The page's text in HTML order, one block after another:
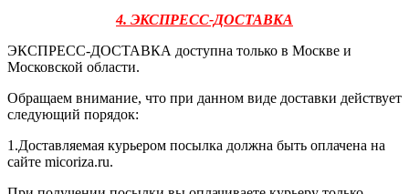
4. ЭКСПРЕСС-ДОСТАВКА
ЭКСПРЕСС-ДОСТАВКА доступна только в Москве и
Московской области.
Обращаем внимание, что при данном виде доставки действует
следующий порядок:
1.Доставляемая курьером посылка должна быть оплачена на
сайте micoriza.ru.